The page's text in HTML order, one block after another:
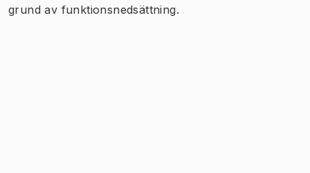
grund av funktionsnedsättning.